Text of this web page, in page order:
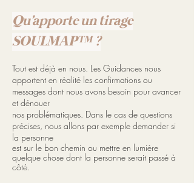
Qu'apporte un tirage
SOULMAP™ ?
Tout est déjà en nous. Les Guidances nous
apportent en réalité les confirmations ou
messages dont nous avons besoin pour avancer
et dénouer
nos problématiques. Dans le cas de questions
précises, nous allons par exemple demander si
la personne
est sur le bon chemin ou mettre en lumière
quelque chose dont la personne serait passé à
côté.